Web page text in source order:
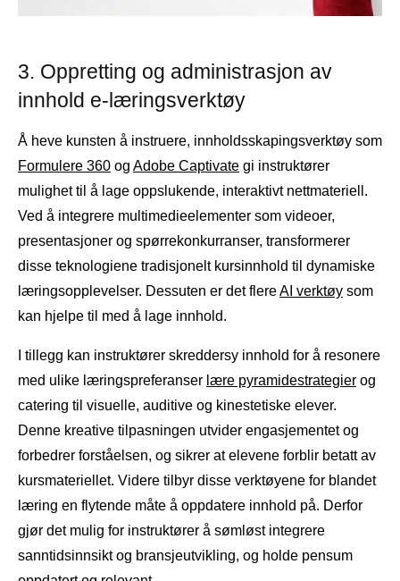
3. Oppretting og administrasjon av
innhold e-læringsverktøy
Å heve kunsten å instruere, innholdsskapingsverktøy som
Formulere 360 og Adobe Captivate gi instruktører
mulighet til å lage oppslukende, interaktivt nettmateriell.
Ved å integrere multimedieelementer som videoer,
presentasjoner og spørrekonkurranser, transformerer
disse teknologiene tradisjonelt kursinnhold til dynamiske
læringsopplevelser. Dessuten er det flereAI verktøy som
kan hjelpe til med å lage innhold.
I tillegg kan instruktører skreddersy innhold for å resonere
med ulike læringspreferanser lære pyramidestrategier og
catering til visuelle, auditive og kinestetiske elever.
Denne kreative tilpasningen utvider engasjementet og
forbedrer forståelsen, og sikrer at elevene forblir betatt av
kursmateriellet. Videre tilbyr disse verktøyene for blandet
læring en flytende måte å oppdatere innhold på. Derfor
gjør det mulig for instruktører å sømløst integrere
sanntidsinnsikt og bransjeutvikling, og holde pensum